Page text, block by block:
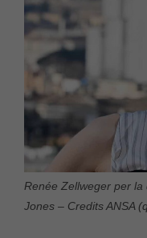
Renée Zellweger per
Jones – Credits ANSA